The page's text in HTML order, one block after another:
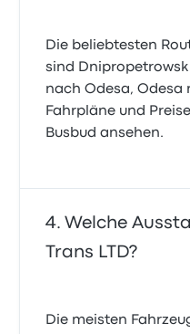
Die beliebtesten
sind Dnipropetrowsk
nach Odesa, Odesa
Fahrpläne und
Busbud ansehen.
Welche
Trans LTD?
Die meisten